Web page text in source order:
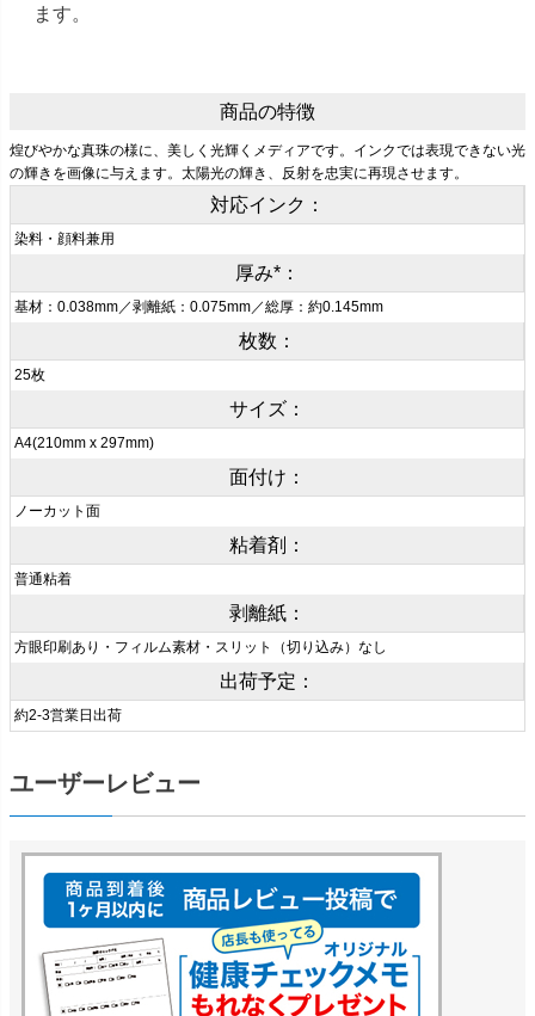
ます。
商品の特徴
煌びやかな真珠の様に、美しく光輝くメディアです。インクでは表現できない光
の輝きを画像に与えます。太陽光の輝き、反射を忠実に再現させます。
対応インク：
染料・顔料兼用
厚み*：
基材：0.038mm／剥離紙：0.075mm／総厚：約0.145mm
枚数：
25枚
サイズ：
A4(210mm x 297mm)
面付け：
ノーカット面
粘着剤：
普通粘着
剥離紙：
方眼印刷あり・フィルム素材・スリット（切り込み）なし
出荷予定：
約2-3営業日出荷
ユーザーレビュー